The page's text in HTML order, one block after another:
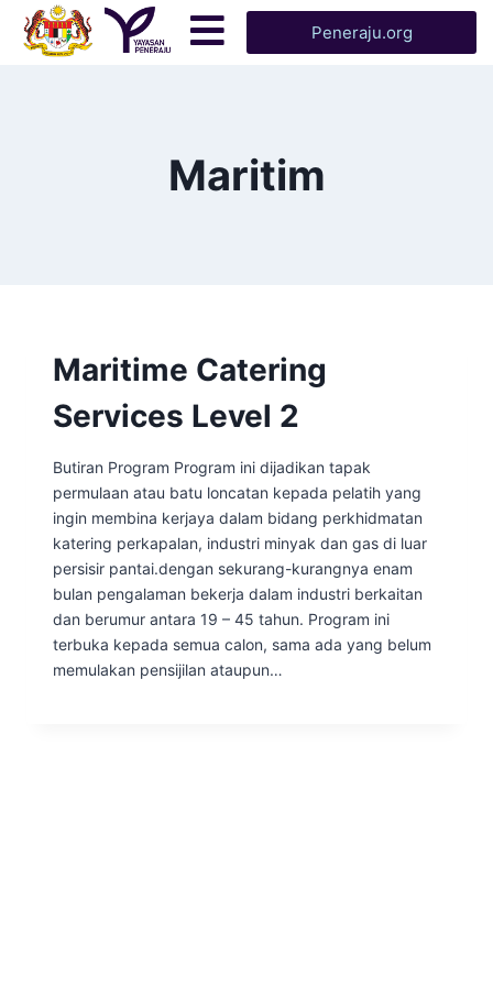
Peneraju.org
Maritim
Maritime Catering
Services Level 2
Butiran Program Program ini dijadikan tapak
permulaan atau batu loncatan kepada pelatih yang
ingin membina kerjaya dalam bidang perkhidmatan
katering perkapalan, industri minyak dan gas di luar
persisir pantai.dengan sekurang-kurangnya enam
bulan pengalaman bekerja dalam industri berkaitan
dan berumur antara 19 – 45 tahun. Program ini
terbuka kepada semua calon, sama ada yang belum
memulakan pensijilan ataupun…